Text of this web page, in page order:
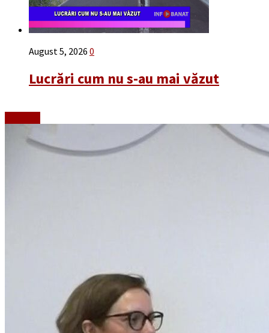
August 5, 2026 0
Lucrări cum nu s-au mai văzut